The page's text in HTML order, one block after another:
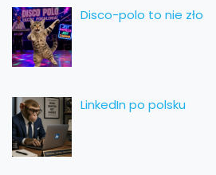
Disco-polo to nie zło
LinkedIn po polsku